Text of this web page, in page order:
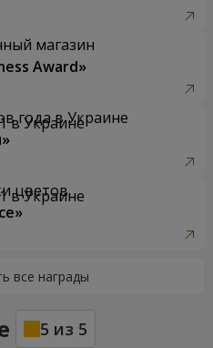
магазин
Award»
года в Украине
цветов
5 из 5